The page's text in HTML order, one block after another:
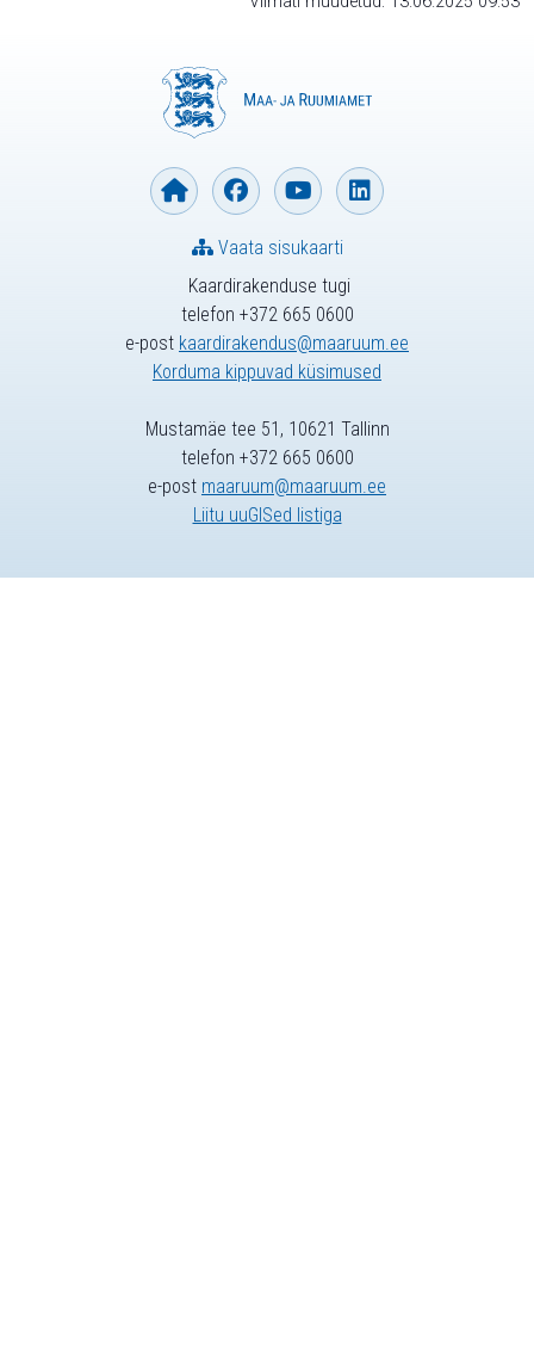
Kaardirakenduse tugi
telefon +372 665 0600
e-post kaardirakendus@maaruum.ee
Korduma kippuvad küsimused
Vaata sisukaarti
Mustamäe tee 51, 10621 Tallinn
telefon +372 665 0600
e-post maaruum@maaruum.ee
Liitu uuGISed listiga